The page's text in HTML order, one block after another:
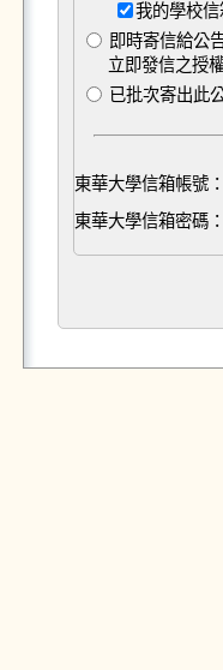
我的學校信
即時寄信給公
立即發信之授
已批次寄出此
東華大學信箱帳號：
東華大學信箱密碼：